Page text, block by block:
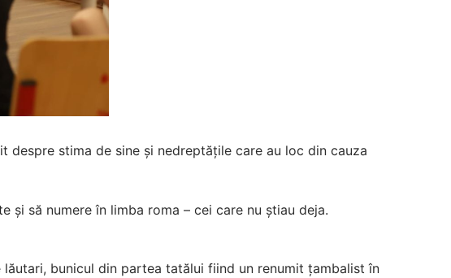
stima de sine și nedreptățile care au loc din cauza
să numere în limba roma – cei care nu știau deja.
bunicul din partea tatălui fiind un renumit țambalist în